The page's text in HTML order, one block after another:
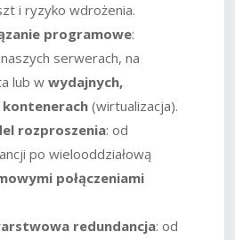
i ryzyko wdrożenia.
programowe:
serwerach, na
lub w wydajnych,
(wirtualizacja).
rozproszenia: od
po wielooddziałową
połączeniami
redundancja: od